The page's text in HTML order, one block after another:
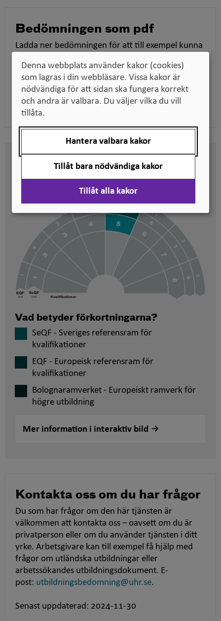
Bedömningen som pdf
Ladda ner bedömningen för att till exempel kunna
tillsammans med dina utbildningsdokument.
Ladda ner pdf
Här kan du se på vilken nivå
svenska kvalifikationer är
Vad betyder förkortningarna?
SeQF - Sveriges referensram för
kvalifikationer
EQF - Europeisk referensram för
kvalifikationer
Bolognaramverket - Europeiskt ramverk för
högre utbildning
Mer information i interaktiv bild
Kontakta oss om du har frågor
Du som har frågor om den här tjänsten är
välkommen att kontakta oss – oavsett om du är
privatperson eller om du använder tjänsten i ditt
yrke. Arbetsgivare kan till exempel få hjälp med
frågor om utländska utbildningar eller
arbetssökandes utbildningsdokument. E-
post: utbildningsbedomning@uhr.se.
Senast uppdaterad: 2024-11-30
Denna webbplats använder kakor (cookies)
som lagras i din webbläsare. Vissa kakor är
nödvändiga för att sidan ska fungera korrekt
och andra är valbara. Du väljer vilka du vill
tillåta.
Hantera valbara kakor
Tillåt bara nödvändiga kakor
Tillåt alla kakor